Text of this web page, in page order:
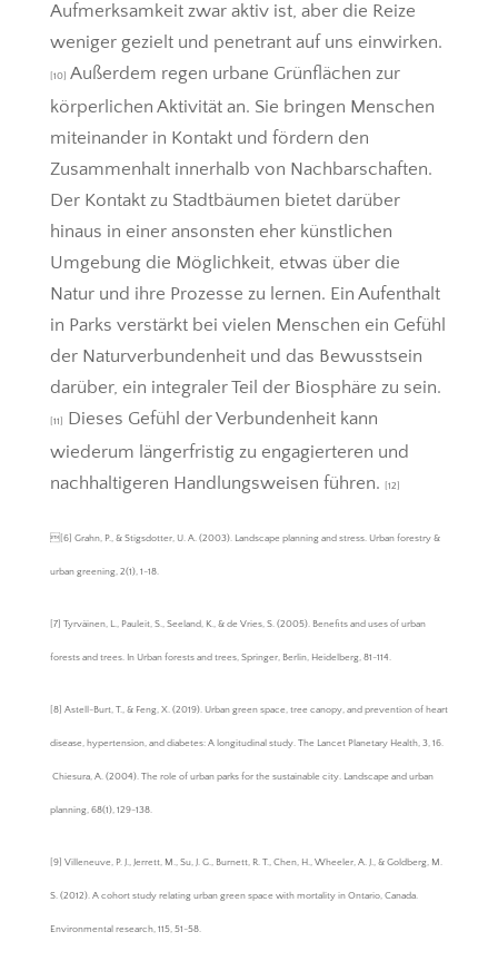
Aufmerksamkeit zwar aktiv ist, aber die Reize
weniger gezielt und penetrant auf uns einwirken.
[10] Außerdem regen urbane Grünflächen zur
körperlichen Aktivität an. Sie bringen Menschen
miteinander in Kontakt und fördern den
Zusammenhalt innerhalb von Nachbarschaften.
Der Kontakt zu Stadtbäumen bietet darüber
hinaus in einer ansonsten eher künstlichen
Umgebung die Möglichkeit, etwas über die
Natur und ihre Prozesse zu lernen. Ein Aufenthalt
in Parks verstärkt bei vielen Menschen ein Gefühl
der Naturverbundenheit und das Bewusstsein
darüber, ein integraler Teil der Biosphäre zu sein.
[11]
Dieses Gefühl der Verbundenheit kann
wiederum längerfristig zu engagierteren und
nachhaltigeren Handlungsweisen führen.
[12]
[6] Grahn, P., & Stigsdotter, U. A. (2003). Landscape planning and stress. Urban forestry &
urban greening, 2(1), 1-18.
[7] Tyrväinen, L., Pauleit, S., Seeland, K., & de Vries, S. (2005). Benefits and uses of urban
forests and trees. In Urban forests and trees, Springer, Berlin, Heidelberg, 81-114.
[8] Astell-Burt, T., & Feng, X. (2019). Urban green space, tree canopy, and prevention of heart
disease, hypertension, and diabetes: A longitudinal study. The Lancet Planetary Health, 3, 16.
Chiesura, A. (2004). The role of urban parks for the sustainable city. Landscape and urban
planning, 68(1), 129-138.
[9] Villeneuve, P. J., Jerrett, M., Su, J. G., Burnett, R. T., Chen, H., Wheeler, A. J., & Goldberg, M.
S. (2012). A cohort study relating urban green space with mortality in Ontario, Canada.
Environmental research, 115, 51-58.